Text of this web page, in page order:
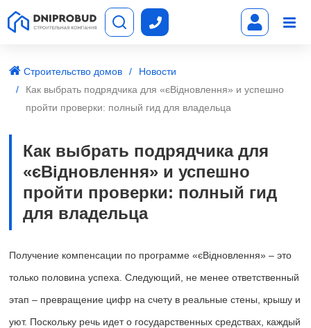
Строительство домов
Новости
Как выбрать подрядчика для «єВідновлення» и успешно
пройти проверки: полный гид для владельца
Как выбрать подрядчика для
«єВідновлення» и успешно
пройти проверки: полный гид
для владельца
Получение компенсации по программе «єВідновлення» – это
только половина успеха. Следующий, не менее ответственный
этап – превращение цифр на счету в реальные стены, крышу и
уют. Поскольку речь идет о государственных средствах, каждый